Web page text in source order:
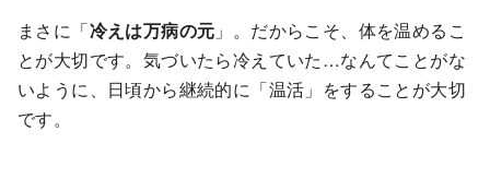
まさに「冷えは万病の元 」。だからこそ、体を温めるこ
とが大切です。気づいたら冷えていた…なんてことがな
いように、日頃から継続的に「温活」をすることが大切
です。